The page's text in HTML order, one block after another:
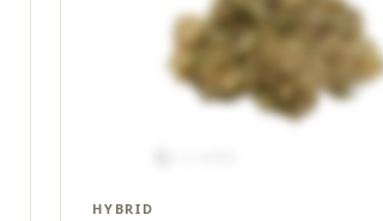
HYBRID